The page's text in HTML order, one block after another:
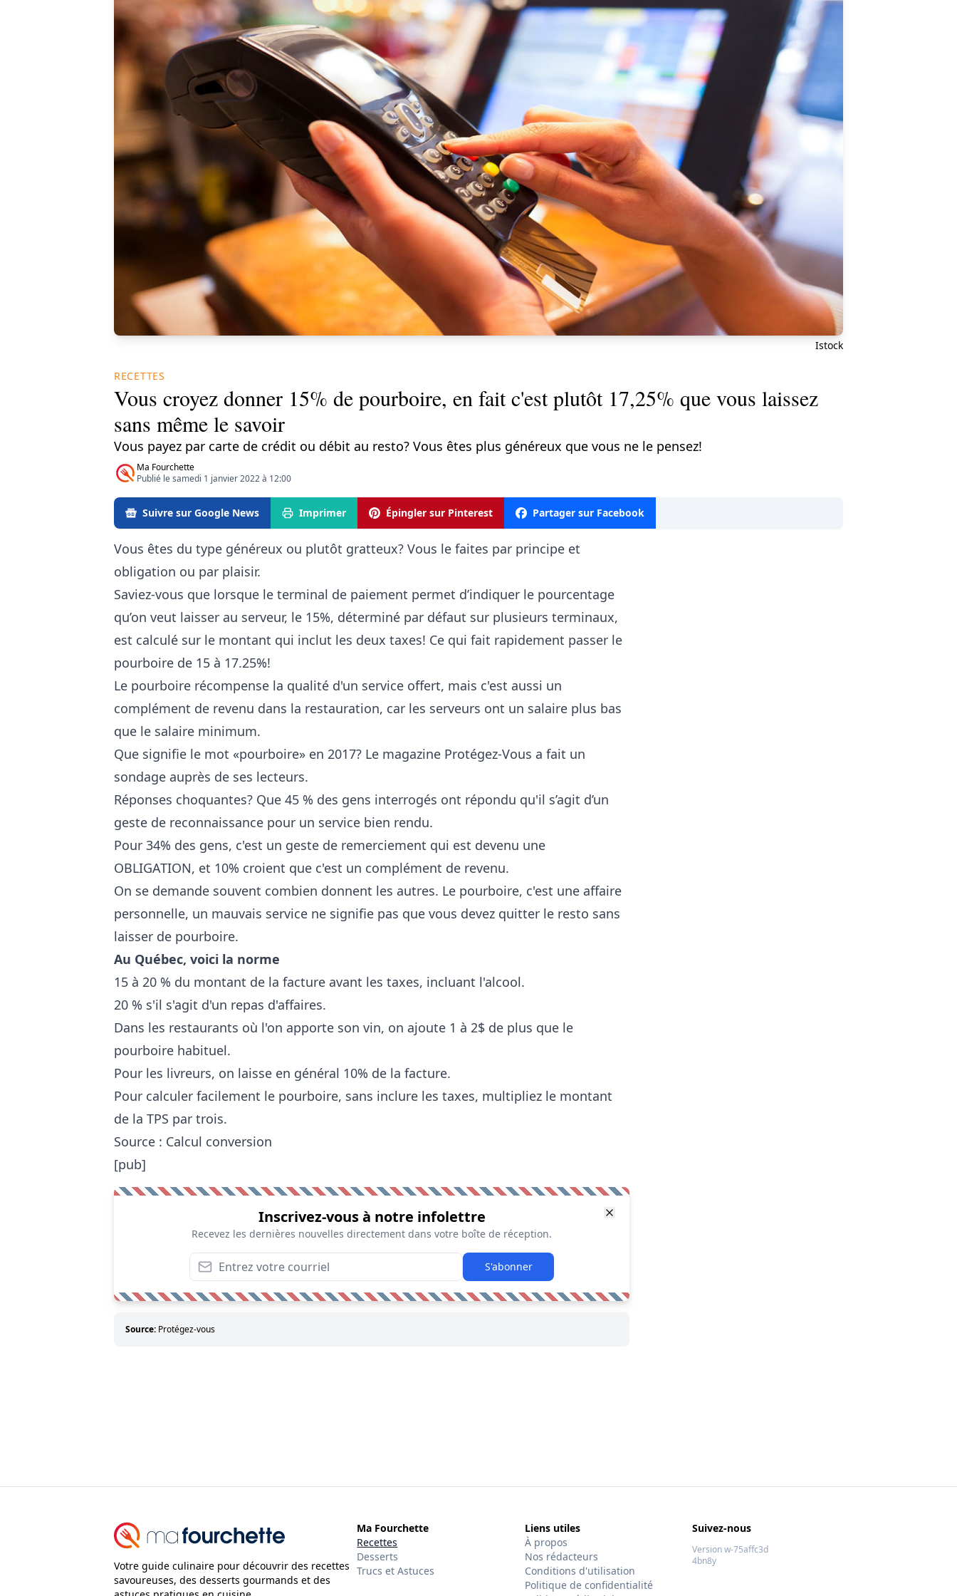
Istock
RECETTES
Vous croyez donner 15% de pourboire, en fait c'est plutôt 17,25% que vous laissez
sans même le savoir
Vous payez par carte de crédit ou débit au resto? Vous êtes plus généreux que vous ne le pensez!
Ma Fourchette
Publié le samedi 1 janvier 2022 à 12:00
Suivre sur Google News Imprimer Épingler sur Pinterest Partager sur Facebook
Vous êtes du type généreux ou plutôt gratteux? Vous le faites par principe et
obligation ou par plaisir.
Saviez-vous que lorsque le terminal de paiement permet d’indiquer le pourcentage
qu’on veut laisser au serveur, le 15%, déterminé par défaut sur plusieurs terminaux,
est calculé sur le montant qui inclut les deux taxes! Ce qui fait rapidement passer le
pourboire de 15 à 17.25%!
Le pourboire récompense la qualité d'un service offert, mais c'est aussi un
complément de revenu dans la restauration, car les serveurs ont un salaire plus bas
que le salaire minimum.
Que signifie le mot «pourboire» en 2017? Le magazine Protégez-Vous a fait un
sondage auprès de ses lecteurs.
Réponses choquantes? Que 45 % des gens interrogés ont répondu qu'il s’agit d’un
geste de reconnaissance pour un service bien rendu.
Pour 34% des gens, c'est un geste de remerciement qui est devenu une
OBLIGATION, et 10% croient que c'est un complément de revenu.
On se demande souvent combien donnent les autres. Le pourboire, c'est une affaire
personnelle, un mauvais service ne signifie pas que vous devez quitter le resto sans
laisser de pourboire.
Au Québec, voici la norme
15 à 20 % du montant de la facture avant les taxes, incluant l'alcool.
20 % s'il s'agit d'un repas d'affaires.
Dans les restaurants où l'on apporte son vin, on ajoute 1 à 2$ de plus que le
pourboire habituel.
Pour les livreurs, on laisse en général 10% de la facture.
Pour calculer facilement le pourboire, sans inclure les taxes, multipliez le montant
de la TPS par trois.
Source : Calcul conversion
[pub]
Inscrivez-vous à notre infolettre
Recevez les dernières nouvelles directement dans votre boîte de réception.
S'abonner
Source: Protégez-vous
Votre guide culinaire pour découvrir des recettes
savoureuses, des desserts gourmands et des
Ma Fourchette
Recettes
Desserts
Trucs et Astuces
Liens utiles
À propos
Nos rédacteurs
Conditions d'utilisation
Politique de confidentialité
Suivez-nous
Version w-75affc3d
4bn8y